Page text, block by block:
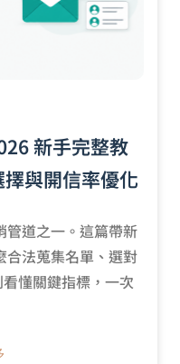
新手完整教
與開信率優化
管道之一。這篇帶新
法蒐集名單、選對
懂關鍵指標，一次